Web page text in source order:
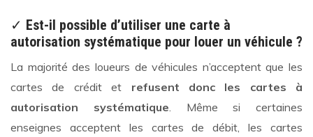
✓ Est-il possible d’utiliser une carte à
autorisation systématique pour louer un véhicule ?
La majorité des loueurs de véhicules n’acceptent que les
cartes de crédit et refusent donc les cartes à
autorisation systématique. Même si certaines
enseignes acceptent les cartes de débit, les cartes